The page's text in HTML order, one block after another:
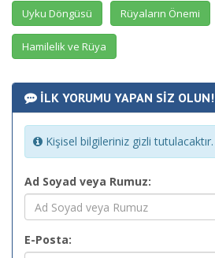
Uyku Döngüsü Rüyaların Önemi
Hamilelik ve Rüya
İLK YORUMU YAPAN SİZ OLUN!
Kişisel bilgileriniz gizli tutulacaktır.
Ad Soyad veya Rumuz:
E-Posta: